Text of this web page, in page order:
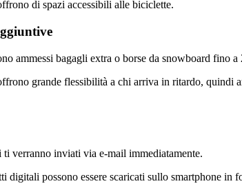
di spazi accessibili alle biciclette.
ammessi bagagli extra o borse da snowboard fino a
grande flessibilità a chi arriva in ritardo, quindi
verranno inviati via e-mail immediatamente.
digitali possono essere scaricati sullo smartphone in